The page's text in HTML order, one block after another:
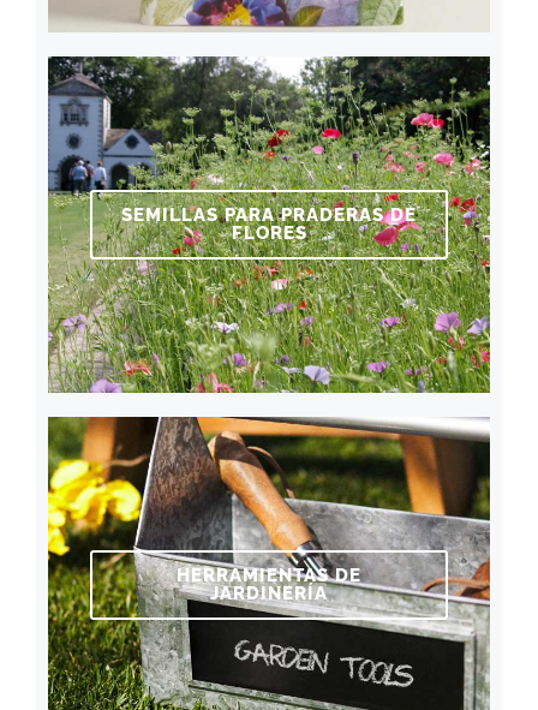
SEMILLAS PARA PRADERAS DE
FLORES
HERRAMIENTAS DE
JARDINERÍA